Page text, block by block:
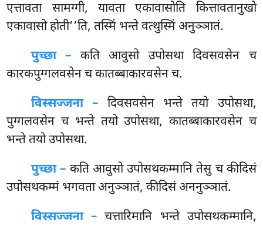
एत्तावता सामग्गी, यावता एकावासोति कित्तावतानुखो
एकावासो होती’’ति, तस्मिं भन्ते वत्थुस्मिं अनुञ्ञातं.
पुच्छा – कतिआवुसो उपोसथा दिवसवसेन च
कारकपुग्गलवसेन च कातब्बाकारवसेन च.
विस्सज्जना – दिवसवसेन भन्ते तयो उपोसथा,
पुग्गलवसेन च भन्ते तयो उपोसथा, कातब्बाकारवसेन च
भन्ते तयो उपोसथा.
पुच्छा – कतिआवुसो उपोसथकम्मानि तेसु च कीदिसं
उपोसथकम्मं भगवता अनुञ्ञातं, कीदिसं अननुञ्ञातं.
विस्सज्जना – चत्तारिमानि भन्ते उपोसथकम्मानि,